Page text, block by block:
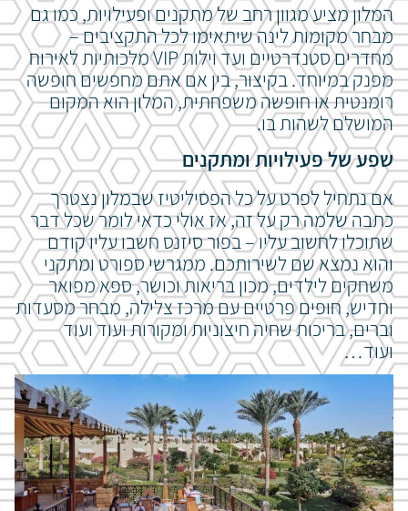
המלון מציע מגוון רחב של מתקנים ופעילויות, כמו גם
מבחר מקומות לינה שיתאימו לכל התקציבים –
מחדרים סטנדרטיים ועד וילות VIP מלכותיות לאירוח
מפנק במיוחד.בקיצור,בין אם אתם מחפשים חופשה
רומנטית או חופשה משפחתית, המלון הוא המקום
המושלם לשהות בו.
שפע של פעילויות ומתקנים
אם נתחיל לפרט על כל הפסיליטיז שבמלון נצטרך
כתבה שלמה רק על זה, אז אולי כדאי לומר שכל דבר
שתוכלו לחשוב עליו – בפור סיזנס חשבו עליו קודם
והוא נמצא שם לשירותכם. ממגרשי ספורט ומתקני
משחקים לילדים, מכון בריאות וכושר, ספא מפואר
וחדיש, חופים פרטיים עם מרכז צלילה, מבחר מסעדות
וברים, בריכות שחיה חיצוניות ומקורות ועוד ועוד
ועוד…